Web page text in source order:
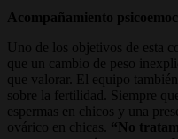
Acompañamiento
Uno de los objetivos de esta
que un cambio de peso
que valorar. El equipo
sobre la fertilidad. Siempre
espermas en chicos y una
ovárico en chicas. “No